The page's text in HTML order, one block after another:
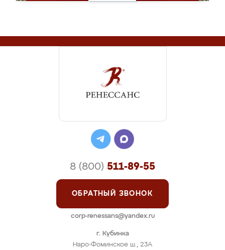
г. Кубинка
Наро-Фоминское ш., 23А
8 (800) 511-89-55
ОБРАТНЫЙ ЗВОНОК
corp-renessans@yandex.ru